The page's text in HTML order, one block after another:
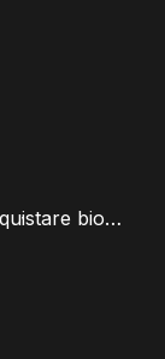
Dove acquistare biomassa